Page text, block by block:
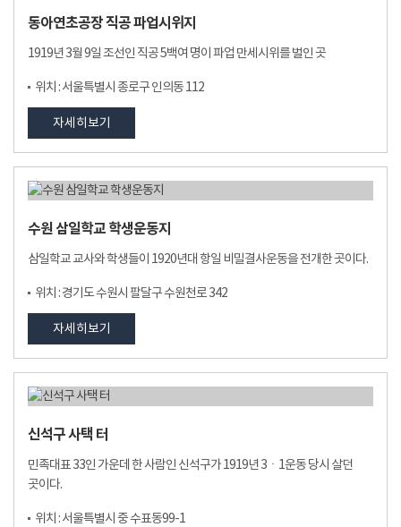
동아연초공장 직공 파업시위지
1919년 3월 9일 조선인 직공 5백여 명이 파업 만세시위를 벌인 곳
위치 : 서울특별시 종로구 인의동 112
자세히보기
수원 삼일학교 학생운동지
삼일학교 교사와 학생들이 1920년대 항일 비밀결사운동을 전개한 곳이다.
위치 : 경기도 수원시 팔달구 수원천로 342
자세히보기
신석구 사택 터
민족대표 33인 가운데 한 사람인 신석구가 1919년 3ㆍ1운동 당시 살던
곳이다.
위치 : 서울특별시 중 수표동99-1